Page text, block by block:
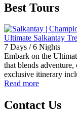
Best Tours
Ultimate Salkantay
7 Days / 6 Nights
Embark on the
that blends
exclusive itinerary
Read more
Contact Us